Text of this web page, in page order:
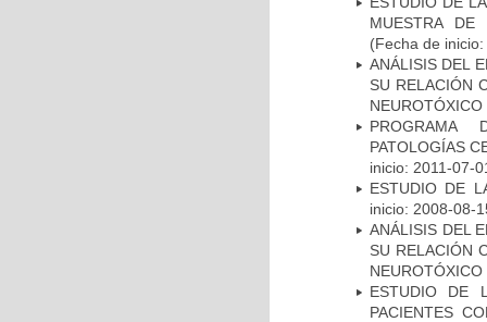
MUESTRA DE
(Fecha de
ANÁLISIS DEL
SU RELACIÓN
NEUROTÓXICO
PROGRAMA
PATOLOGÍAS
inicio: 2011-07-
ESTUDIO DE
inicio: 2008-08-
ANÁLISIS DEL
SU RELACIÓN
NEUROTÓXICO
ESTUDIO DE
PACIENTES